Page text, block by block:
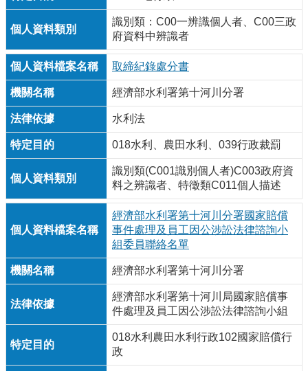
識別類：C00一辨識個人者、C00三政
府資料中辨識者
取締紀錄處分書
經濟部水利署第十河川分署
水利法
018水利、農田水利、039行政裁罰
識別類(C001識別個人者)C003政府資
料之辨識者、特徵類C011個人描述
經濟部水利署第十河川分署國家賠償
事件處理及員工因公涉訟法律諮詢小
組委員聯絡名單
經濟部水利署第十河川分署
經濟部水利署第十河川局國家賠償事
件處理及員工因公涉訟法律諮詢小組
018水利農田水利行政102國家賠償行
政